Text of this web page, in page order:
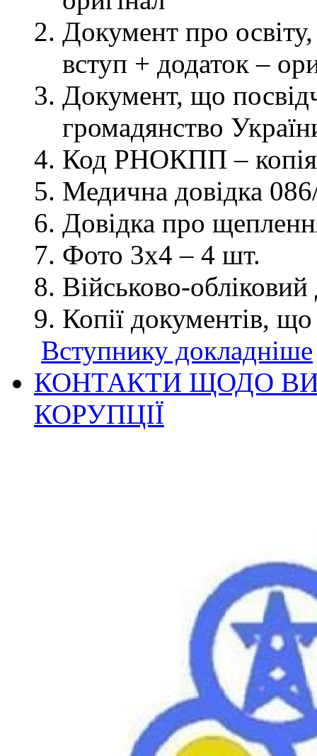
Документ про освіту,
вступ + додаток –
Документ, що
громадянство
Код РНОКПП – копія
Медична довідка
Довідка про
Фото 3х4 – 4 шт.
Військово-
Копії документів,
Вступнику докладніше
КОНТАКТИ ЩОДО
КОРУПЦІЇ